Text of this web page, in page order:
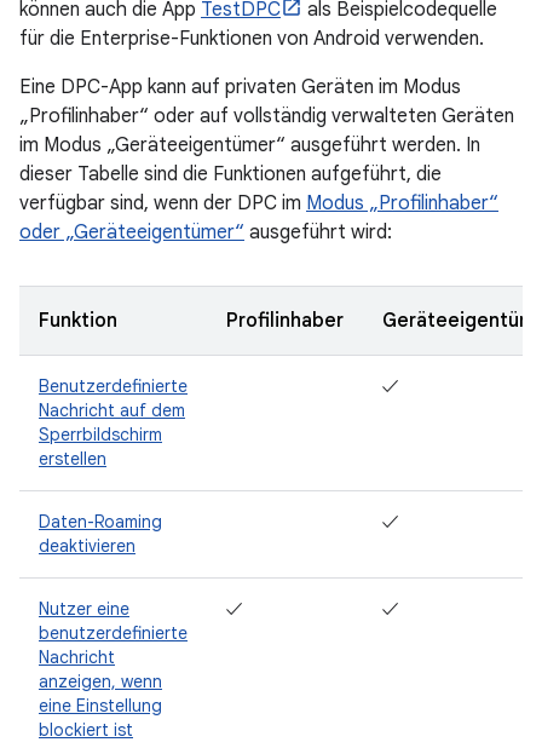
können auch die App TestDPC
als Beispielcodequelle
für die Enterprise-Funktionen von Android verwenden.
Eine DPC-App kann auf privaten Geräten im Modus
„Profilinhaber“ oder auf vollständig verwalteten Geräten
im Modus „Geräteeigentümer“ ausgeführt werden. In
dieser Tabelle sind die Funktionen aufgeführt, die
verfügbar sind, wenn der DPC im Modus „Profilinhaber“
oder „Geräteeigentümer“ ausgeführt wird:
Funktion Profilinhaber
Benutzerdefinierte
Nachricht auf dem
Sperrbildschirm
erstellen
✓
Daten-Roaming
deaktivieren
✓
Nutzer eine
benutzerdefinierte
Nachricht
anzeigen, wenn
eine Einstellung
blockiert ist
✓ ✓